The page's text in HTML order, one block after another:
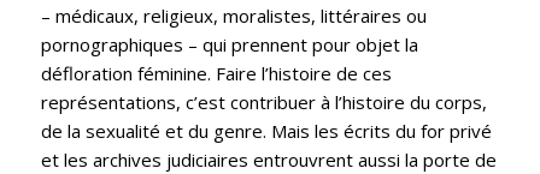
– médicaux, religieux, moralistes, littéraires ou
pornographiques – qui prennent pour objet la
défloration féminine. Faire l’histoire de ces
représentations, c’est contribuer à l’histoire du corps,
de la sexualité et du genre. Mais les écrits du for privé
et les archives judiciaires entrouvrent aussi la porte de